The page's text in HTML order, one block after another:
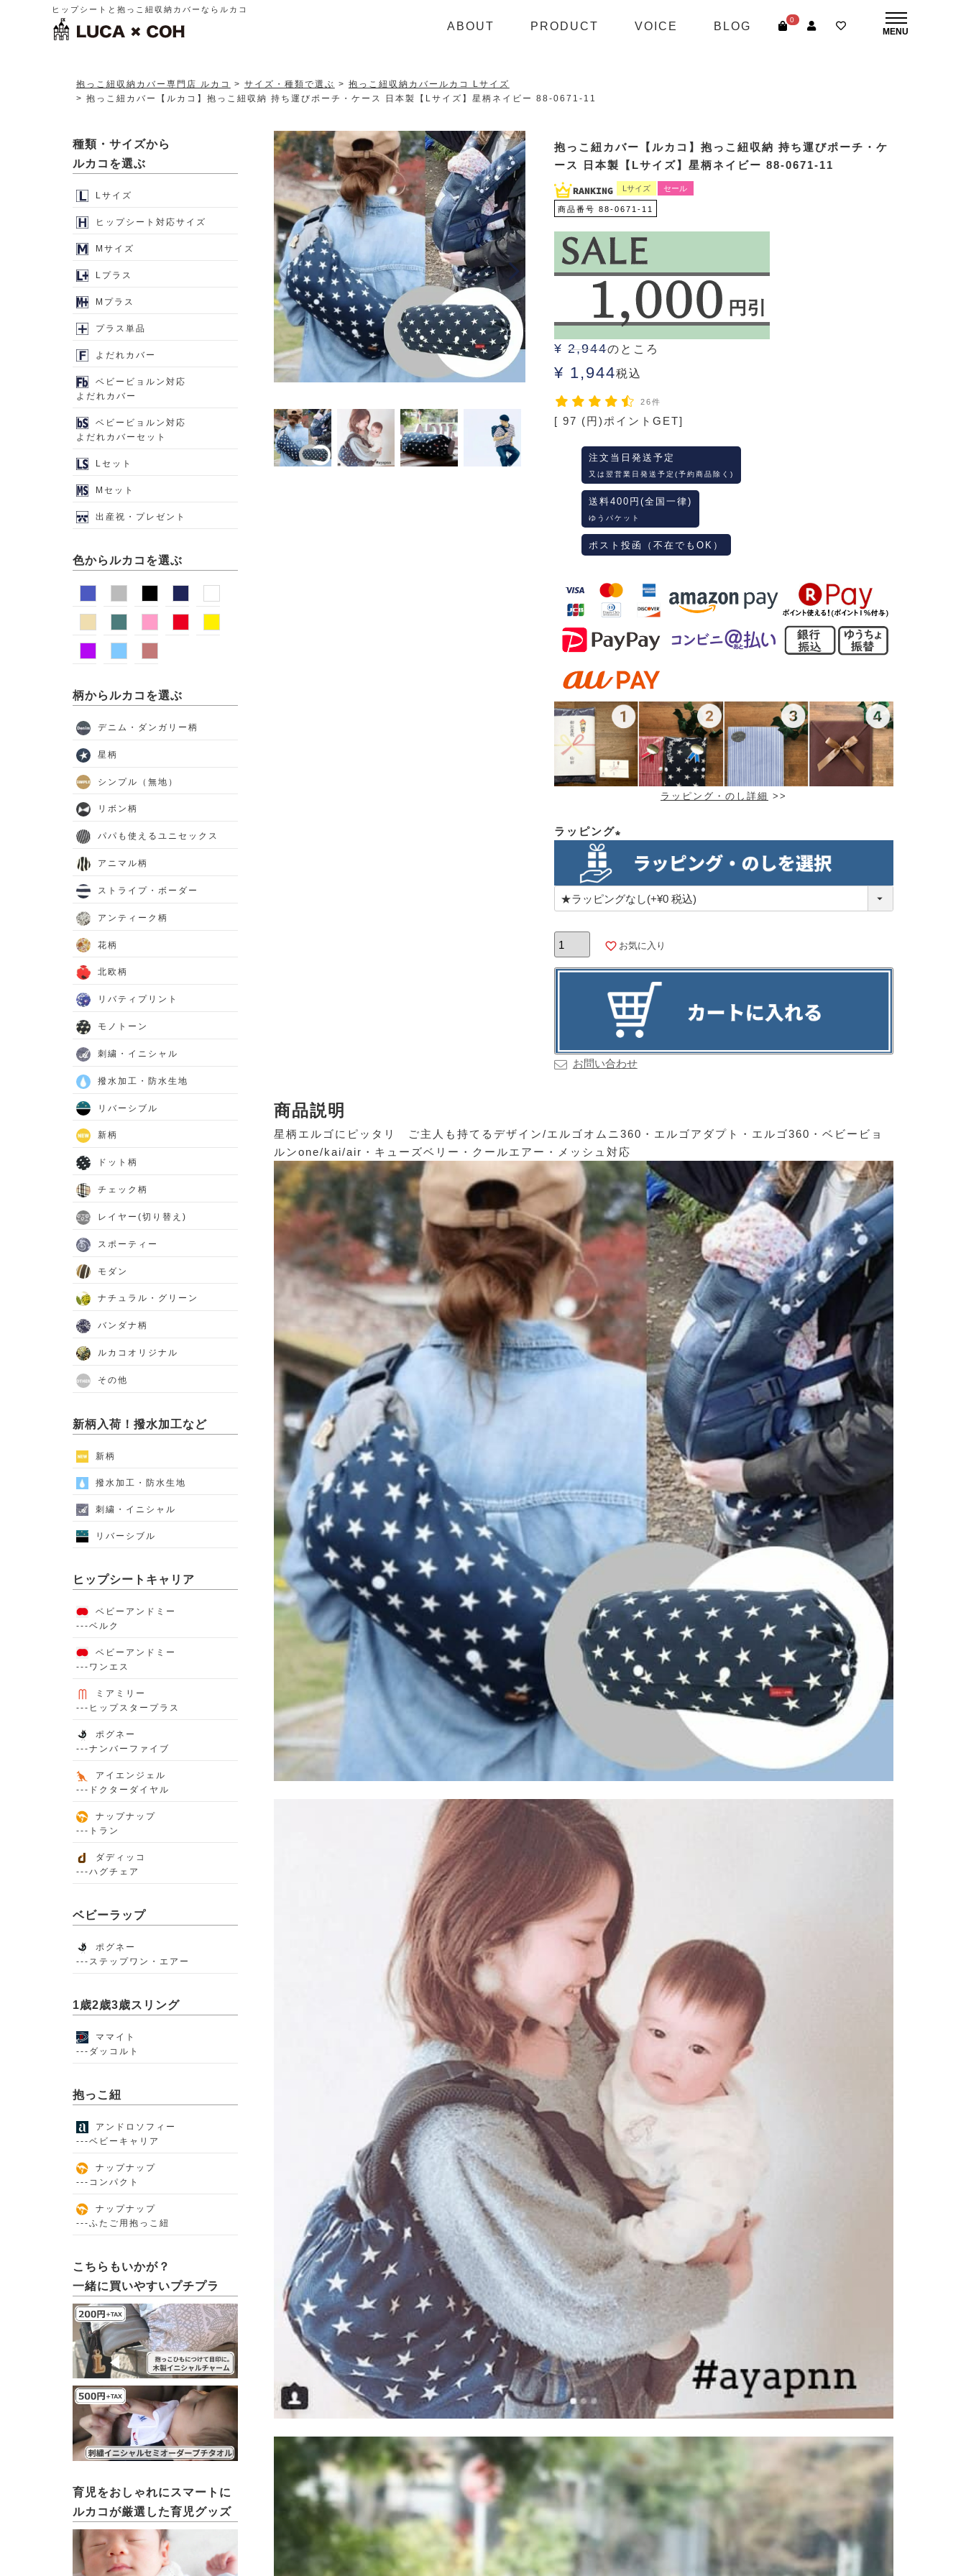
ヒップシートと抱っこ紐収納カバーならルカコ
ABOUT PRODUCT VOICE BLOG
0
抱っこ紐収納カバー専門店 ルカコ サイズ・種類で選ぶ
抱っこ紐収納カバールカコ Lサイズ
抱っこ紐カバー【ルカコ】抱っこ紐収納 持ち運びポーチ・ケース 日本製【Lサイズ】星柄ネイビー 88-0671-11
抱っこ紐カバー【ルカコ】抱っこ紐収納 持ち運びポーチ・ケ
ース 日本製【Lサイズ】星柄ネイビー 88-0671-11
Lサイズ セール
商品番号 88-0671-11
¥ 2,944のところ
¥ 1,944税込
26件
[ 97 (円)ポイントGET]
注文当日発送予定
又は翌営業日発送予定(予約商品除く)
送料400円(全国一律)
ゆうパケット
ポスト投函（不在でもOK）
ラッピング・のし詳細 >>
ラッピング
お気に入り
お問い合わせ
商品説明
星柄エルゴにピッタリ ご主人も持てるデザイン/エルゴオムニ360・エルゴアダプト・エルゴ360・ベビービョ
ルンone/kai/air・キューズベリー・クールエアー・メッシュ対応
種類・サイズから
ルカコを選ぶ
Lサイズ
ヒップシート対応サイズ
Mサイズ
Lプラス
Mプラス
プラス単品
よだれカバー
ベビービョルン対応
よだれカバー
ベビービョルン対応
よだれカバーセット
Lセット
Mセット
出産祝・プレゼント
色からルカコを選ぶ
柄からルカコを選ぶ
デニム・ダンガリー柄
星柄
シンプル（無地）
リボン柄
パパも使えるユニセックス
アニマル柄
ストライプ・ボーダー
アンティーク柄
花柄
北欧柄
リバティプリント
モノトーン
刺繍・イニシャル
撥水加工・防水生地
リバーシブル
新柄
ドット柄
チェック柄
レイヤー(切り替え)
スポーティー
モダン
ナチュラル・グリーン
バンダナ柄
ルカコオリジナル
その他
新柄入荷！撥水加工など
新柄
撥水加工・防水生地
刺繍・イニシャル
リバーシブル
ヒップシートキャリア
ベビーアンドミー
---ベルク
ベビーアンドミー
---ワンエス
ミアミリー
---ヒップスタープラス
ポグネー
---ナンバーファイブ
アイエンジェル
---ドクターダイヤル
ナップナップ
---トラン
ダディッコ
---ハグチェア
ベビーラップ
ポグネー
---ステップワン・エアー
1歳2歳3歳スリング
ママイト
---ダッコルト
抱っこ紐
アンドロソフィー
---ベビーキャリア
ナップナップ
---コンパクト
ナップナップ
---ふたご用抱っこ紐
こちらもいかが？
一緒に買いやすいプチプラ
育児をおしゃれにスマートに
ルカコが厳選した育児グッズ